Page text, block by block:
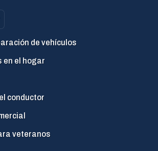
de vehículos
en el hogar
conductor
veteranos